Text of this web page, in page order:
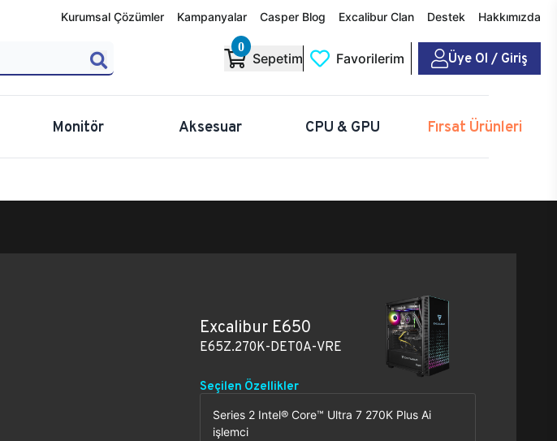
Kurumsal Çözümler Kampanyalar Casper Blog Excalibur Clan Destek Hakkımızda
0
Sepetim Favorilerim Üye Ol / Giriş
Monitör Aksesuar CPU & GPU Fırsat Ürünleri
Excalibur E650
E65Z.270K-DET0A-VRE
Seçilen Özellikler
Series 2 Intel® Core™ Ultra 7 270K Plus Ai
işlemci